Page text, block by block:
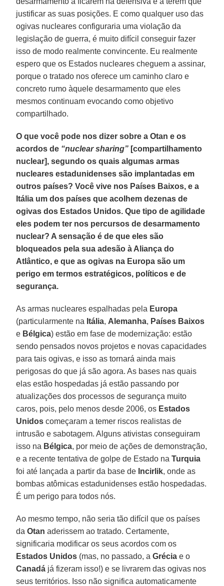
justificar as suas posições. E como qualquer uso das
ogivas nucleares configuraria uma violação da
legislação de guerra, é muito difícil conseguir fazer
isso de modo realmente convincente. Eu realmente
espero que os Estados nucleares cheguem a assinar,
porque o tratado nos oferece um caminho claro e
concreto rumo àquele desarmamento que eles
mesmos continuam evocando como objetivo
compartilhado.
O que você pode nos dizer sobre a Otan e os
acordos de “nuclear sharing” [compartilhamento
nuclear], segundo os quais algumas armas
nucleares estadunidenses são implantadas em
outros países? Você vive nos Países Baixos, e a
Itália um dos países que acolhem dezenas de
ogivas dos Estados Unidos. Que tipo de agilidade
eles podem ter nos percursos de desarmamento
nuclear? A sensação é de que eles são
bloqueados pela sua adesão à Aliança do
Atlântico, e que as ogivas na Europa são um
perigo em termos estratégicos, políticos e de
segurança.
As armas nucleares espalhadas pela Europa
(particularmente na Itália, Alemanha, Países Baixos
e Bélgica) estão em fase de modernização: estão
sendo pensados novos projetos e novas capacidades
para tais ogivas, e isso as tornará ainda mais
perigosas do que já são agora. As bases nas quais
elas estão hospedadas já estão passando por
atualizações dos processos de segurança muito
caros, pois, pelo menos desde 2006, os Estados
Unidos começaram a temer riscos realistas de
intrusão e sabotagem. Alguns ativistas conseguiram
isso na Bélgica, por meio de ações de demonstração,
e a recente tentativa de golpe de Estado naTurquia
foi até lançada a partir da base de Incirlik, onde as
bombas atômicas estadunidenses estão hospedadas.
É um perigo para todos nós.
Ao mesmo tempo, não seria tão difícil que os países
daOtan aderissem ao tratado. Certamente,
significaria modificar os seus acordos com os
Estados Unidos (mas, no passado, aGrécia e o
Canadá já fizeram isso!) e se livrarem das ogivas nos
seus territórios. Isso não significa automaticamente